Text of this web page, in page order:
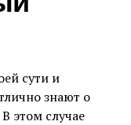
сути и
знают о
этом случае